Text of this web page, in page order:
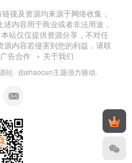
接及资源均来源于网络收集，
内容用于商业或者非法用途，
站仅仅提供资源分享，不对任
内容若侵害到您的利益，请联
广告合作 关于我们
站 · 由shaocun主题强力驱动.